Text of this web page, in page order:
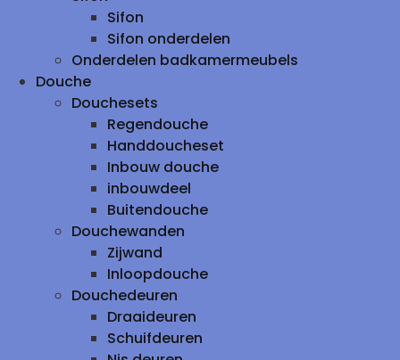
Sifon
Sifon onderdelen
Onderdelen badkamermeubels
Douche
Douchesets
Regendouche
Handdoucheset
Inbouw douche
inbouwdeel
Buitendouche
Douchewanden
Zijwand
Inloopdouche
Douchedeuren
Draaideuren
Schuifdeuren